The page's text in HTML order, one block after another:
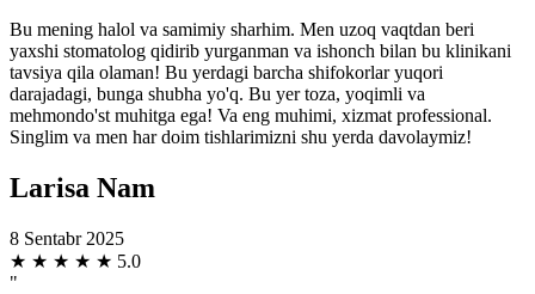
Bu mening halol va samimiy sharhim. Men uzoq vaqtdan beri
yaxshi stomatolog qidirib yurganman va ishonch bilan bu klinikani
tavsiya qila olaman! Bu yerdagi barcha shifokorlar yuqori
darajadagi, bunga shubha yo'q. Bu yer toza, yoqimli va
mehmondo'st muhitga ega! Va eng muhimi, xizmat professional.
Singlim va men har doim tishlarimizni shu yerda davolaymiz!
Larisa Nam
8 Sentabr 2025
★ ★ ★ ★ ★ 5.0
"